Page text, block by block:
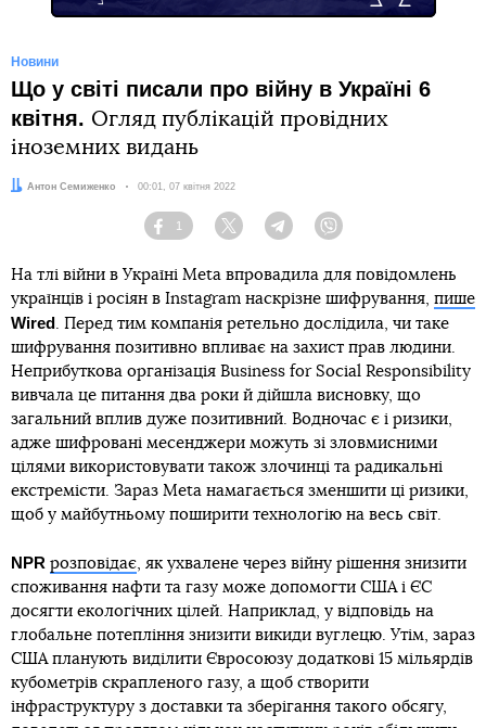
Новини
Що у світі писали про війну в Україні 6
квітня. Огляд публікацій провідних
іноземних видань
Автор:
Антон Семиженко Дата:
00:01, 07 квітня 2022
Facebook
1
Twitter TelegramViber
На тлі війни в Україні Meta впровадила для повідомлень
українців і росіян в Instagram наскрізне шифрування, пише
Wired. Перед тим компанія ретельно дослідила, чи таке
шифрування позитивно впливає на захист прав людини.
Неприбуткова організація Business for Social Responsibility
вивчала це питання два роки й дійшла висновку, що
загальний вплив дуже позитивний. Водночас є і ризики,
адже шифровані месенджери можуть зі зловмисними
цілями використовувати також злочинці та радикальні
екстремісти. Зараз Meta намагається зменшити ці ризики,
щоб у майбутньому поширити технологію на весь світ.
NPR розповідає, як ухвалене через війну рішення знизити
споживання нафти та газу може допомогти США і ЄС
досягти екологічних цілей. Наприклад, у відповідь на
глобальне потепління знизити викиди вуглецю. Утім, зараз
США планують виділити Євросоюзу додаткові 15 мільярдів
кубометрів скрапленого газу, а щоб створити
інфраструктуру з доставки та зберігання такого обсягу,